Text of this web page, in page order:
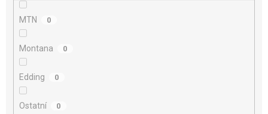
MTN 0
Montana 0
Edding 0
Ostatní 0